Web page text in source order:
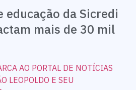
educação da Sicredi
mais de 30 mil